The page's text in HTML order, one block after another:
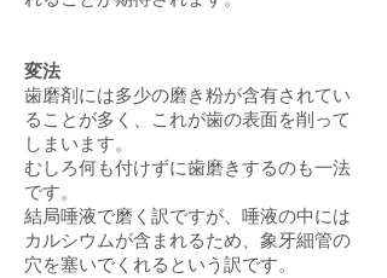
変法
歯磨剤には多少の磨き粉が含有されてい
ることが多く、これが歯の表面を削って
しまいます。
むしろ何も付けずに歯磨きするのも一法
です。
結局唾液で磨く訳ですが、唾液の中には
カルシウムが含まれるため、象牙細管の
穴を塞いでくれるという訳です。